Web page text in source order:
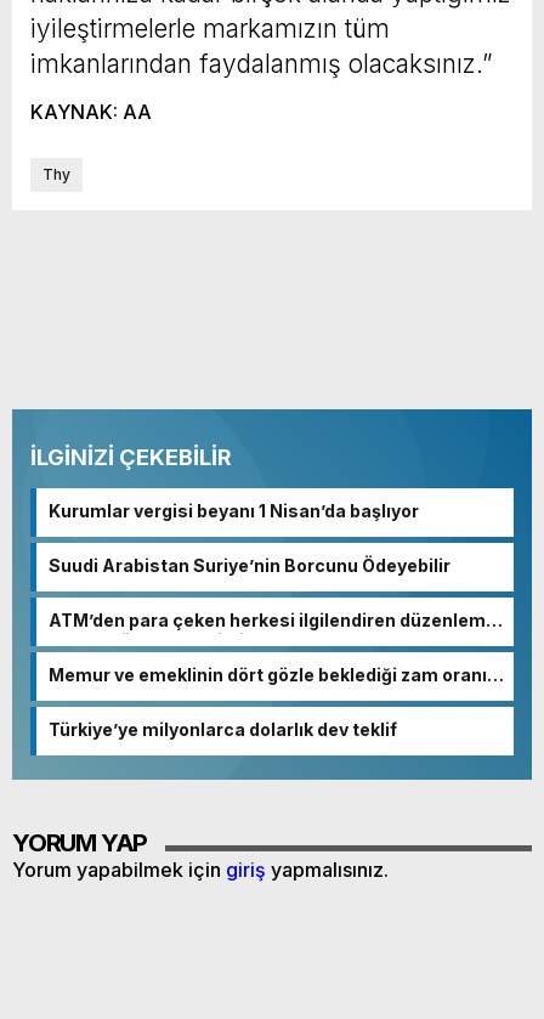
iyileştirmelerle markamızın tüm
imkanlarından faydalanmış olacaksınız.”
KAYNAK: AA
Thy
İLGİNİZİ ÇEKEBİLİR
Kurumlar vergisi beyanı 1 Nisan’da başlıyor
Suudi Arabistan Suriye’nin Borcunu Ödeyebilir
ATM’den para çeken herkesi ilgilendiren düzenleme!
Sayılar tümden değişti
Memur ve emeklinin dört gözle beklediği zam oranı
Türkiye’ye milyonlarca dolarlık dev teklif
YORUM YAP
Yorum yapabilmek için giriş yapmalısınız.